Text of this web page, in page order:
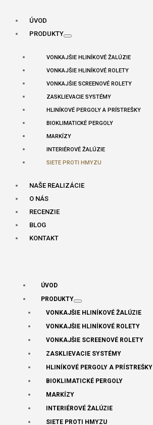
ÚVOD
PRODUKTY
VONKAJŠIE HLINÍKOVÉ ŽALÚZIE
VONKAJŠIE HLINÍKOVÉ ROLETY
VONKAJŠIE SCREENOVÉ ROLETY
ZASKLIEVACIE SYSTÉMY
HLINÍKOVÉ PERGOLY A PRÍSTREŠKY
BIOKLIMATICKÉ PERGOLY
MARKÍZY
INTERIÉROVÉ ŽALÚZIE
SIETE PROTI HMYZU
NAŠE REALIZÁCIE
O NÁS
RECENZIE
BLOG
KONTAKT
ÚVOD
PRODUKTY
VONKAJŠIE HLINÍKOVÉ ŽALÚZIE
VONKAJŠIE HLINÍKOVÉ ROLETY
VONKAJŠIE SCREENOVÉ ROLETY
ZASKLIEVACIE SYSTÉMY
HLINÍKOVÉ PERGOLY A PRÍSTREŠKY
BIOKLIMATICKÉ PERGOLY
MARKÍZY
INTERIÉROVÉ ŽALÚZIE
SIETE PROTI HMYZU